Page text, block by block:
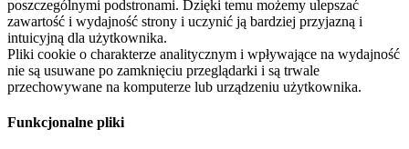
poszczególnymi podstronami. Dzięki temu możemy ulepszać
zawartość i wydajność strony i uczynić ją bardziej przyjazną i
intuicyjną dla użytkownika.
Pliki cookie o charakterze analitycznym i wpływające na wydajność
nie są usuwane po zamknięciu przeglądarki i są trwale
przechowywane na komputerze lub urządzeniu użytkownika.
Funkcjonalne pliki